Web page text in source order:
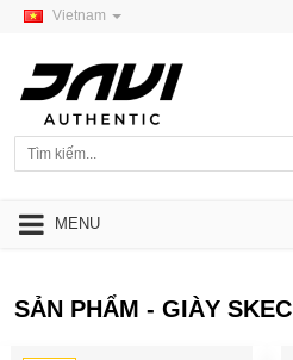
Vietnam
MENU
SẢN PHẨM - GIÀY